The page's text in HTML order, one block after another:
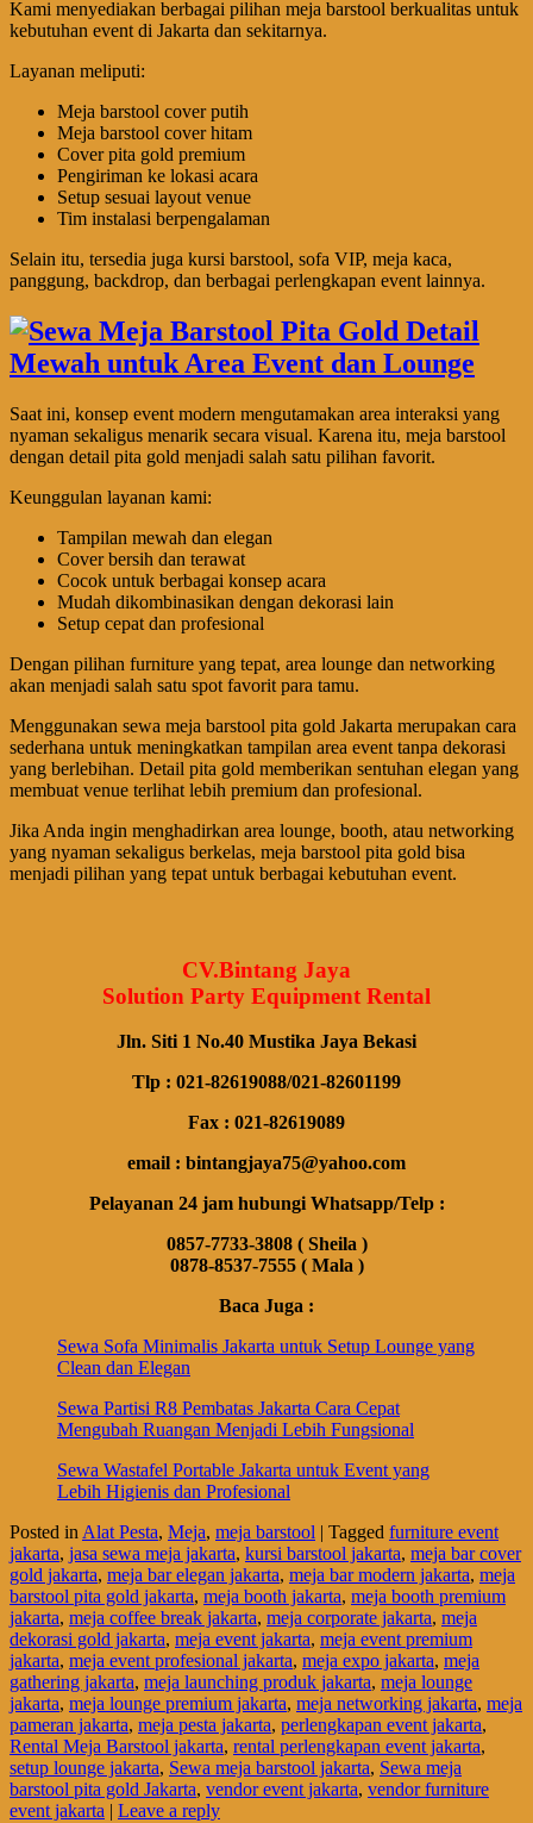
Kami menyediakan berbagai pilihan meja barstool berkualitas untuk
kebutuhan event di Jakarta dan sekitarnya.
Layanan meliputi:
Meja barstool cover putih
Meja barstool cover hitam
Cover pita gold premium
Pengiriman ke lokasi acara
Setup sesuai layout venue
Tim instalasi berpengalaman
Selain itu, tersedia juga kursi barstool, sofa VIP, meja kaca,
panggung, backdrop, dan berbagai perlengkapan event lainnya.
Saat ini, konsep event modern mengutamakan area interaksi yang
nyaman sekaligus menarik secara visual. Karena itu, meja barstool
dengan detail pita gold menjadi salah satu pilihan favorit.
Keunggulan layanan kami:
Tampilan mewah dan elegan
Cover bersih dan terawat
Cocok untuk berbagai konsep acara
Mudah dikombinasikan dengan dekorasi lain
Setup cepat dan profesional
Dengan pilihan furniture yang tepat, area lounge dan networking
akan menjadi salah satu spot favorit para tamu.
Menggunakan sewa meja barstool pita gold Jakarta merupakan cara
sederhana untuk meningkatkan tampilan area event tanpa dekorasi
yang berlebihan. Detail pita gold memberikan sentuhan elegan yang
membuat venue terlihat lebih premium dan profesional.
Jika Anda ingin menghadirkan area lounge, booth, atau networking
yang nyaman sekaligus berkelas, meja barstool pita gold bisa
menjadi pilihan yang tepat untuk berbagai kebutuhan event.
CV.Bintang Jaya
Solution Party Equipment Rental
Jln. Siti 1 No.40 Mustika Jaya Bekasi
Tlp : 021-82619088/021-82601199
Fax : 021-82619089
email : bintangjaya75@yahoo.com
Pelayanan 24 jam hubungi Whatsapp/Telp :
0857-7733-3808 ( Sheila )
0878-8537-7555 ( Mala )
Baca Juga :
Sewa Sofa Minimalis Jakarta untuk Setup Lounge yang
Clean dan Elegan
Sewa Partisi R8 Pembatas Jakarta Cara Cepat
Mengubah Ruangan Menjadi Lebih Fungsional
Sewa Wastafel Portable Jakarta untuk Event yang
Lebih Higienis dan Profesional
Posted in Alat Pesta, Meja, meja barstool | Tagged furniture event
jakarta, jasa sewa meja jakarta, kursi barstool jakarta, meja bar cover
gold jakarta, meja bar elegan jakarta, meja bar modern jakarta, meja
barstool pita gold jakarta, meja booth jakarta, meja booth premium
jakarta, meja coffee break jakarta, meja corporate jakarta, meja
dekorasi gold jakarta, meja event jakarta, meja event premium
jakarta, meja event profesional jakarta, meja expo jakarta, meja
gathering jakarta, meja launching produk jakarta, meja lounge
jakarta, meja lounge premium jakarta, meja networking jakarta, meja
pameran jakarta, meja pesta jakarta, perlengkapan event jakarta,
Rental Meja Barstool jakarta, rental perlengkapan event jakarta,
setup lounge jakarta, Sewa meja barstool jakarta, Sewa meja
barstool pita gold Jakarta, vendor event jakarta, vendor furniture
event jakarta | Leave a reply